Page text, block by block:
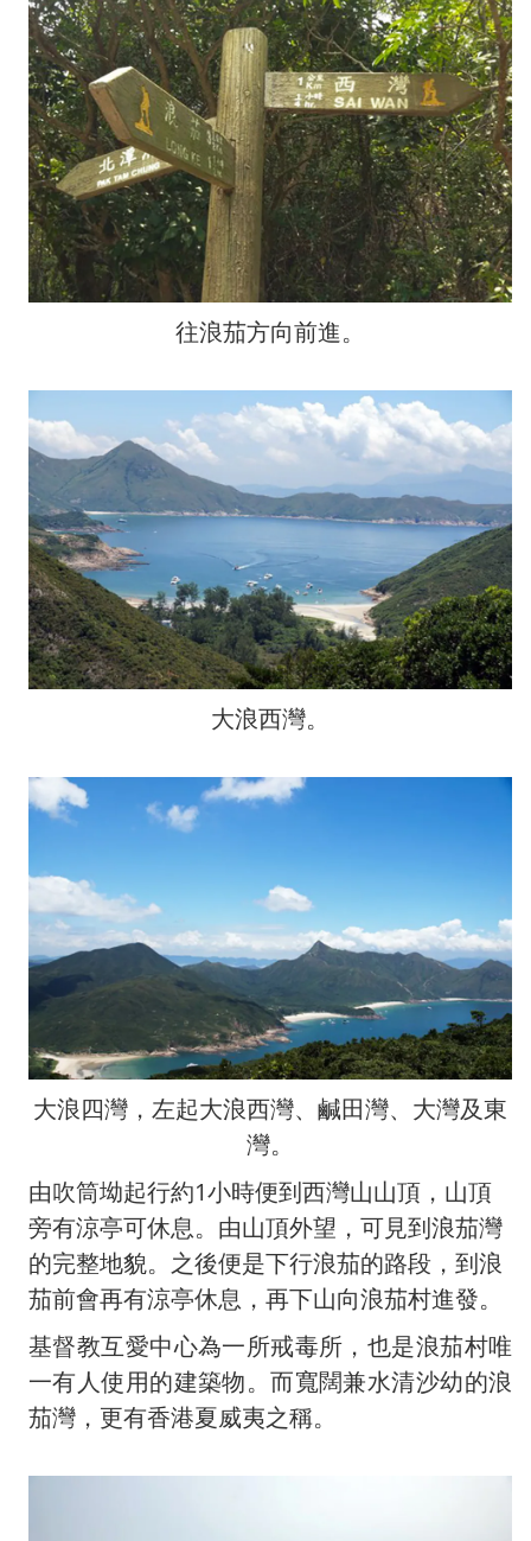
往浪茄方向前進。
大浪西灣。
大浪四灣，左起大浪西灣、鹹田灣、大灣及東
灣。
由吹筒坳起行約1小時便到西灣山山頂，山頂
旁有涼亭可休息。由山頂外望，可見到浪茄灣
的完整地貌。之後便是下行浪茄的路段，到浪
茄前會再有涼亭休息，再下山向浪茄村進發。
基督教互愛中心為一所戒毒所，也是浪茄村唯
一有人使用的建築物。而寬闊兼水清沙幼的浪
茄灣，更有香港夏威夷之稱。